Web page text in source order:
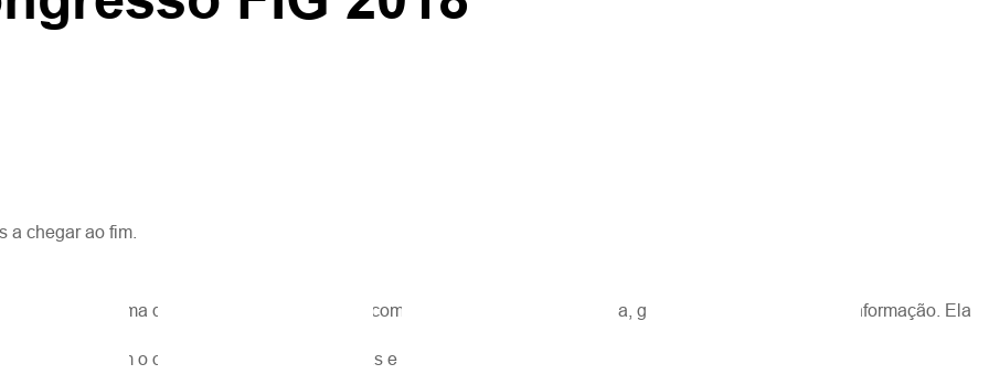
a chegar ao fim.
toda a gama de campos profissionais da comunidade global de topografia, geomática, geodésia e geoinformação. Ela
com o objetivo de promover práticas e padrões profissionais.